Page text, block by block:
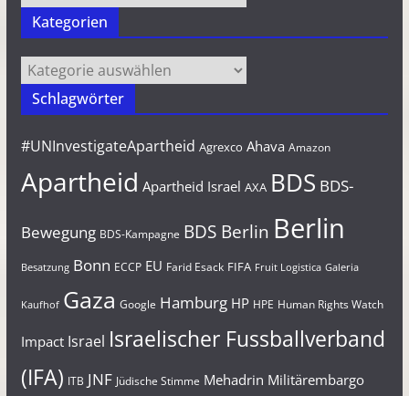
Kategorien
Kategorien
Schlagwörter
#UNInvestigateApartheid Agrexco Ahava Amazon
Apartheid Apartheid Israel AXA BDS BDS-
Bewegung BDS-Kampagne BDS Berlin Berlin
Besatzung Bonn ECCP EU Farid Esack FIFA Fruit Logistica Galeria
Kaufhof Gaza Google Hamburg HP HPE Human Rights Watch
Impact Israel Israelischer Fussballverband
(IFA) ITB JNF Jüdische Stimme Mehadrin Militärembargo